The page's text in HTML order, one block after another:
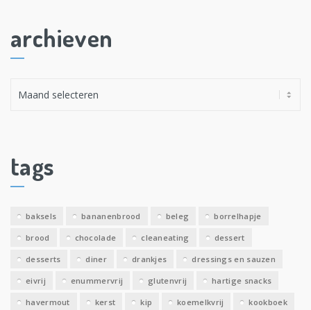
archieven
e
v
tags
baksels bananenbrood beleg borrelhapje
brood chocolade cleaneating dessert
desserts diner drankjes dressings en sauzen
eivrij enummervrij glutenvrij hartige snacks
havermout kerst kip koemelkvrij kookboek